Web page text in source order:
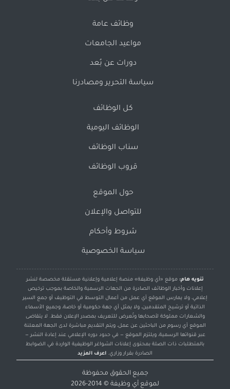
وظائف عامة
مواعيد الجامعات
دورات عن بُعد
سياسة التحرير ومصادرنا
كل الوظائف
الوظائف اليومية
سناب الوظائف
قروب الوظائف
حول الموقع
للتواصل والإعلان
شروط وأحكام
سياسة الخصوصية
تنويه هام: موقع «أي وظيفة» منصة إعلامية وإعلانية مستقلة مخصصة لنشر
إعلانات وأخبار الوظائف الصادرة من الجهات الرسمية والخاصة بموجب ترخيص
إعلامي، ولا يمارس الموقع أي عمل من أعمال التوسط في التوظيف أو جمع السير
الذاتية أو ترشيح المتقدمين، ولا يمثل أي جهة حكومية أو خاصة، وجميع الأسماء
والشعارات مملوكة لأصحابها وتُعرض للتعريف بمصدر الإعلان فقط. لا يتقاضى
الموقع أي رسوم من الباحثين عن عمل، ويتم التقديم مباشرة لدى الجهة المعلنة
عبر قنواتها الرسمية، ويلتزم الموقع — في حدود دوره الإعلامي عند إعادة النشر —
بالمتطلبات ذات الصلة بمحتوى إعلانات الشواغر الوظيفية الواردة في الضوابط
الصادرة بقرار وزاري. اعرف المزيد
جميع الحقوق محفوظة
لموقع أي وظيفة © 2014-2026